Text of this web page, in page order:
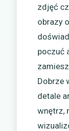
zdjęć
obrazy
poczuć
Dobrze
detale
wnętrz,